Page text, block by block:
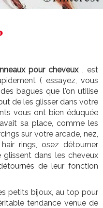
pour cheveux, est
( essayez, vous
bagues que l'on utilise
de les glisser dans votre
vous ont bien éduquée
sa place, comme les
sur votre arcade, nez,
rings, osez détourner
glissent dans les cheveux
de leur fonction
petits bijoux, au top pour
tendance venue de